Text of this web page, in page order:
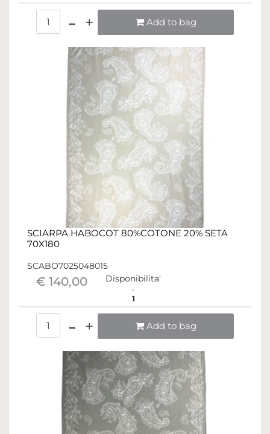
Add to bag
SCIARPA HABOCOT 80%COTONE 20% SETA
70X180
SCABO7025048015
€ 140,00 Disponibilita'
1
Add to bag